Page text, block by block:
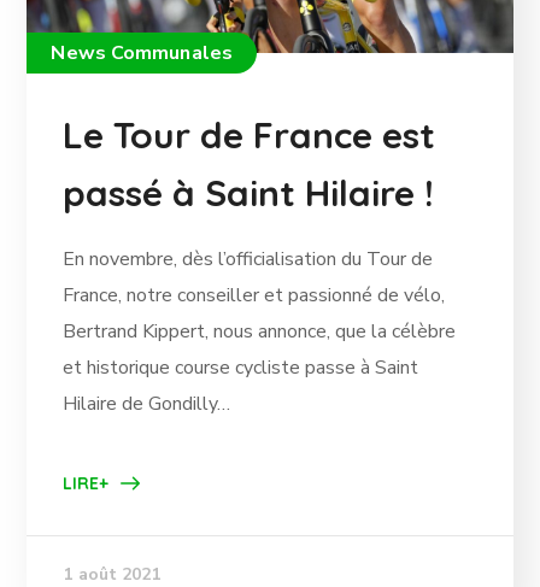
News Communales
Le Tour de France est
passé à Saint Hilaire !
En novembre, dès l’officialisation du Tour de
France, notre conseiller et passionné de vélo,
Bertrand Kippert, nous annonce, que la célèbre
et historique course cycliste passe à Saint
Hilaire de Gondilly…
LIRE+
1 août 2021